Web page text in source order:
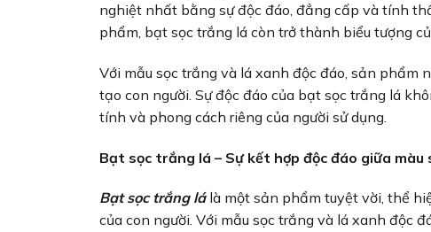
nghiệt nhất bằng sự độc đáo, đẳng cấp và tính
phẩm, bạt sọc trắng lá còn trở thành biểu tượng
Với mẫu sọc trắng và lá xanh độc đáo, sản
tạo con người. Sự độc đáo của bạt sọc trắng lá
tính và phong cách riêng của người sử dụng.
Bạt sọc trắng lá – Sự kết hợp độc đáo giữa
Bạt sọc trắng lálà một sản phẩm tuyệt vời, thể
của con người. Với mẫu sọc trắng và lá xanh độc